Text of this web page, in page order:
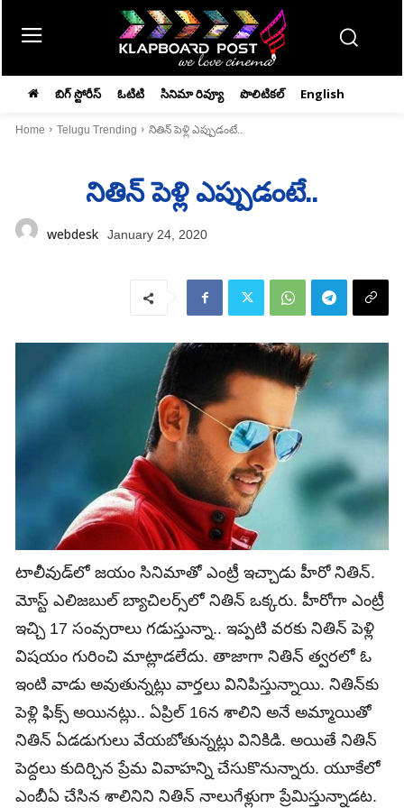
బిగ్ స్టోరీస్ ఓటిటి సినిమా రివ్యూ పొలిటికల్ English
Home Telugu Trending నితిన్‌ పెళ్లి ఎప్పుడంటే..
నితిన్‌ పెళ్లి ఎప్పుడంటే..
webdesk January 24, 2020
టాలీవుడ్‌లో జయం సినిమాతో ఎంట్రీ ఇచ్చాడు హీరో నితిన్‌.
మోస్ట్‌ ఎలిజబుల్‌ బ్యాచిలర్స్‌లో నితిన్‌ ఒక్కరు. హీరోగా ఎంట్రీ
ఇచ్చి 17 సంవ్సరాలు గడుస్తున్నా.. ఇప్పటి వరకు నితిన్‌ పెళ్లి
విషయం గురించి మాట్లాడలేదు. తాజాగా నితిన్‌ త్వరలో ఓ
ఇంటి వాడు అవుతున్నట్లు వార్తలు వినిపిస్తున్నాయి. నితిన్‌కు
పెళ్లి ఫిక్స్‌ అయినట్లు.. ఏప్రిల్‌ 16న శాలిని అనే అమ్మాయితో
నితిన్‌ ఏడడుగులు వేయబోతున్నట్లు వినికిడి. అయితే నితిన్‌
పెద్దలు కుదిర్చిన ప్రేమ వివాహన్ని చేసుకొనున్నారు. యూకేలో
ఎంబీఏ చేసిన శాలినిని నితిన్‌ నాలుగేళ్లుగా ప్రేమిస్తున్నాడట.